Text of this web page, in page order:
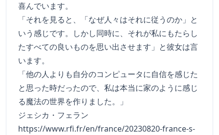
喜んでいます。
「それを見ると、「なぜ人々はそれに従うのか」と
いう感じです。しかし同時に、それが私にもたらし
たすべての良いものを思い出させます」と彼女は言
います。
「他の人よりも自分のコンピュータに自信を感じた
と思った時だったので、私は本当に家のように感じ
る魔法の世界を作りました。」
ジェシカ・フェラン
https://www.rfi.fr/en/france/20230820-france-s-